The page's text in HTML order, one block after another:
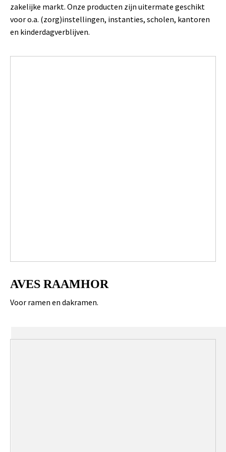
zakelijke markt. Onze producten zijn uitermate geschikt
voor o.a. (zorg)instellingen, instanties, scholen, kantoren
en kinderdagverblijven.
AVES RAAMHOR
Voor ramen en dakramen.